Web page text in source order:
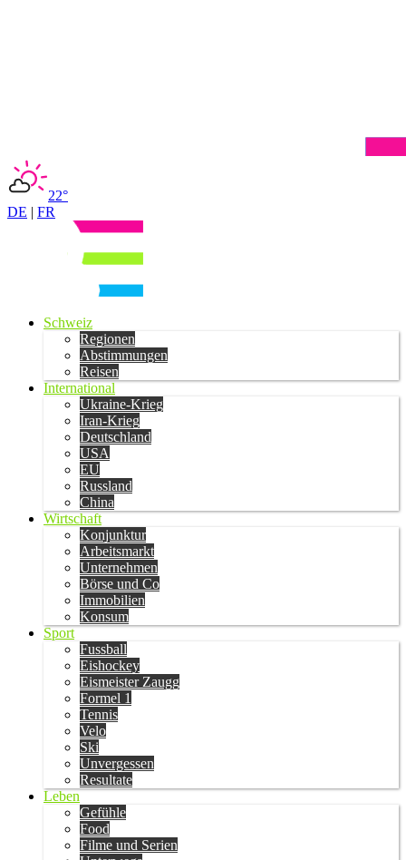
22°
DE | FR
Schweiz
Regionen
Abstimmungen
Reisen
International
Ukraine-Krieg
Iran-Krieg
Deutschland
USA
EU
Russland
China
Wirtschaft
Konjunktur
Arbeitsmarkt
Unternehmen
Börse und Co
Immobilien
Konsum
Sport
Fussball
Eishockey
Eismeister Zaugg
Formel 1
Tennis
Velo
Ski
Unvergessen
Resultate
Leben
Gefühle
Food
Filme und Serien